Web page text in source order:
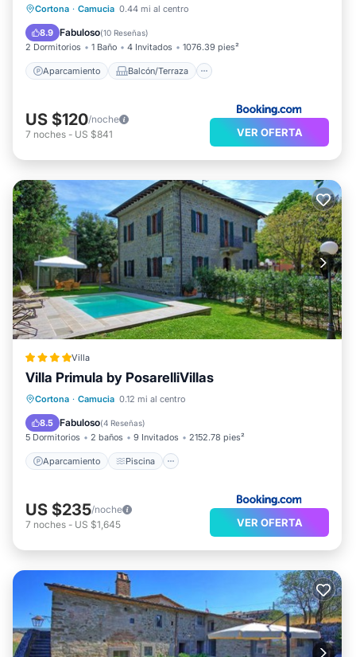
Cortona · Camucia 0.44 mi al centro
8.9 Fabuloso(10 Reseñas)
2 Dormitorios 1 Baño 4 Invitados 1076.39 pies²
Aparcamiento Balcón/Terraza
Aparcamiento
Balcón/Terraza
Vistas
Aire acondicionado
US $120/noche
7 noches - US $841 VER OFERTA
Villa
Villa Primula by PosarelliVillas
Cortona · Camucia 0.12 mi al centro
8.5 Fabuloso(4 Reseñas)
5 Dormitorios 2 baños 9 Invitados 2152.78 pies²
Aparcamiento Piscina
Aparcamiento
Piscina
Balcón/Terraza
US $235/noche
7 noches - US $1,645 VER OFERTA